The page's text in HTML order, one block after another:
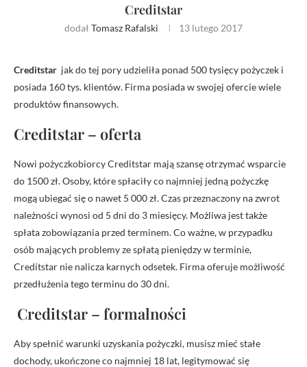
Creditstar
dodał Tomasz Rafalski 13 lutego 2017
Creditstar jak do tej pory udzieliła ponad 500 tysięcy pożyczek i
posiada 160 tys. klientów. Firma posiada w swojej ofercie wiele
produktów finansowych.
Creditstar – oferta
Nowi pożyczkobiorcy Creditstar mają szansę otrzymać wsparcie
do 1500 zł. Osoby, które spłaciły co najmniej jedną pożyczkę
mogą ubiegać się o nawet 5 000 zł. Czas przeznaczony na zwrot
należności wynosi od 5 dni do 3 miesięcy. Możliwa jest także
spłata zobowiązania przed terminem. Co ważne, w przypadku
osób mających problemy ze spłatą pieniędzy w terminie,
Creditstar nie nalicza karnych odsetek. Firma oferuje możliwość
przedłużenia tego terminu do 30 dni.
Creditstar – formalności
Aby spełnić warunki uzyskania pożyczki, musisz mieć stałe
dochody, ukończone co najmniej 18 lat, legitymować się